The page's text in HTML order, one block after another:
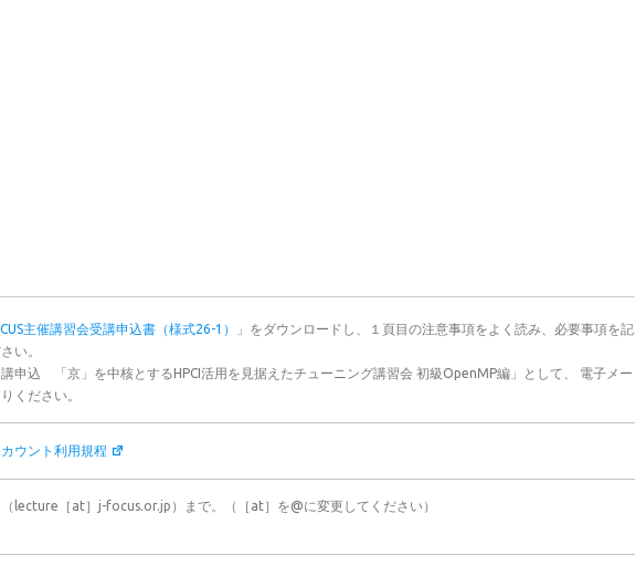
主催講習会受講申込書（様式26-1）
」をダウンロードし、１頁目の注意事項をよく読み、必要事項を記
い。
申込 「京」を中核とするHPCI活用を見据えたチューニング講習会 初級OpenMP編」として、 電子メー
ください。
ウント利用規程
lecture［at］j-focus.or.jp）まで。（［at］を@に変更してください）